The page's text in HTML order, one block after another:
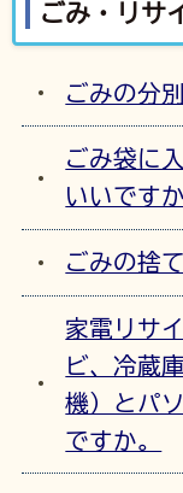
ごみ・リサ
ごみの分
ごみ袋に
いいですか
ごみの捨
家電リサ
ビ、冷蔵
機）とパ
ですか。